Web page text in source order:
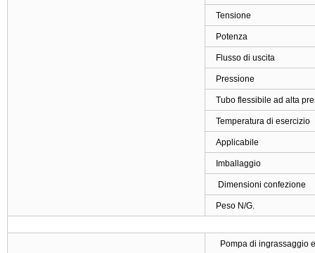
Tensione
Potenza
Flusso di uscita
Pressione
Tubo flessibile ad alta
Temperatura di esercizio
Applicabile
Imballaggio
Dimensioni confezione
Peso N/G.
Pompa di ingrassaggio